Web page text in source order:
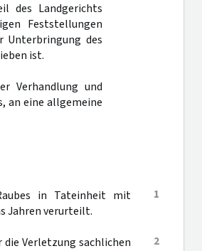
des Landgerichts
Feststellungen
Unterbringung des
ist.
Verhandlung und
an eine allgemeine
1
in Tateinheit mit
Jahren verurteilt.
2
Verletzung sachlichen